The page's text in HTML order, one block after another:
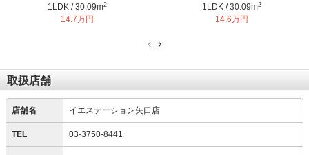
1LDK / 30.09m2
14.7万円
1LDK / 30.09m2
14.6万円
‹ ›
取扱店舗
店舗名 イエステーション矢口店
TEL 03-3750-8441